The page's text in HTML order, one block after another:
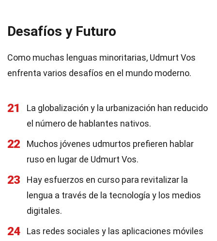
Desafíos y Futuro
Como muchas lenguas minoritarias, Udmurt Vos
enfrenta varios desafíos en el mundo moderno.
21
La globalización y la urbanización han reducido
el número de hablantes nativos.
22
Muchos jóvenes udmurtos prefieren hablar
ruso en lugar de Udmurt Vos.
23
Hay esfuerzos en curso para revitalizar la
lengua a través de la tecnología y los medios
digitales.
24
Las redes sociales y las aplicaciones móviles